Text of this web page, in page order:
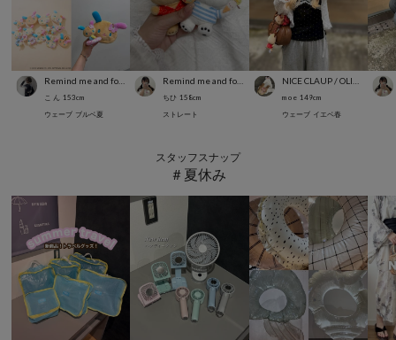
こ ん 153cm
ウェーブ ブルベ夏
ちひ 158cm
ストレート
m o e 149cm
ウェーブ イエベ春
スタッフスナップ
＃夏休み